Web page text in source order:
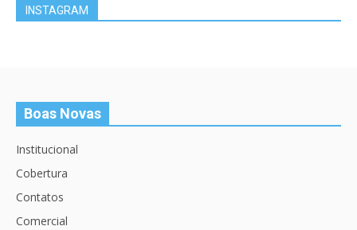
INSTAGRAM
Boas Novas
Institucional
Cobertura
Contatos
Comercial